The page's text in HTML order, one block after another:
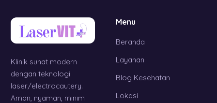
Klinik sunat modern
dengan teknologi
laser/electrocautery.
Aman, nyaman, minim
Menu
Beranda
Layanan
Blog Kesehatan
Lokasi